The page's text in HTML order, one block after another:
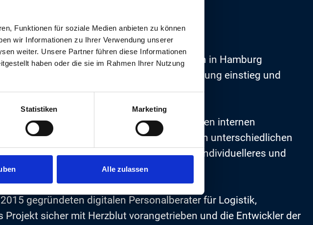
Funktionen für soziale Medien anbieten zu können
wir Informationen zu Ihrer Verwendung unserer
weiter. Unsere Partner führen diese Informationen
haben oder die sie im Rahmen Ihrer Nutzung
Statistiken Marketing
Alle zulassen
Technik läuft der Laden nicht!“
Ausbildung zum Speditionskaufmann in Hamburg
bevor er in Hamburg in die Personalberatung einstieg und
auch in der Kommunikation und bei den internen
und Bernd Vögele ergänzten sich mit ihren unterschiedlichen
in ihrer Branche auf ein neues, individuelleres und
gegründeten digitalen Personalberater für Logistik,
sicher mit Herzblut vorangetrieben und die Entwickler der